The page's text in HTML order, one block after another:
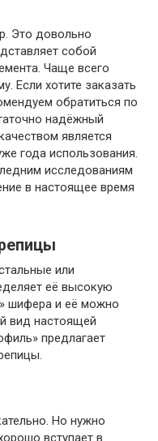
Это довольно
собой
Чаще всего
Если хотите заказать
обратиться по
надёжный
является
года использования.
исследованиям
в настоящее время
или
её высокую
шифера и её можно
вид настоящей
предлагает
Но нужно
вступает в